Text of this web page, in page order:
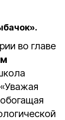
во главе